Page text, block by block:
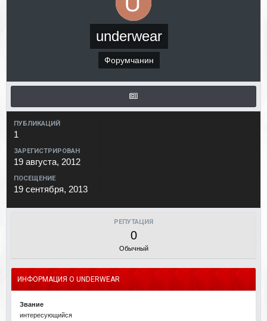
underwear
Форумчанин
ПУБЛИКАЦИЙ
1
ЗАРЕГИСТРИРОВАН
19 августа, 2012
ПОСЕЩЕНИЕ
19 сентября, 2013
РЕПУТАЦИЯ
0
Обычный
ИНФОРМАЦИЯ О UNDERWEAR
Звание
интересующийся